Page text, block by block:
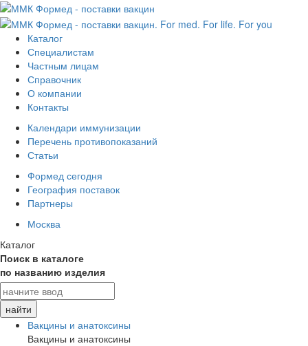
Каталог
Специалистам
Частным лицам
Справочник
О компании
Контакты
Календари иммунизации
Перечень противопоказаний
Статьи
Формед сегодня
География поставок
Партнеры
Москва
Каталог
Поиск в каталоге
по названию изделия
Вакцины и анатоксины
Вакцины и анатоксины